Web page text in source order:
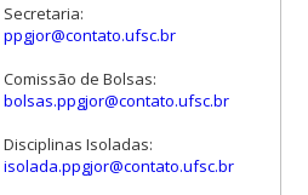
Secretaria:
ppgjor@contato.ufsc.br
Comissão de Bolsas:
bolsas.ppgjor@contato.ufsc.br
Disciplinas Isoladas:
isolada.ppgjor@contato.ufsc.br